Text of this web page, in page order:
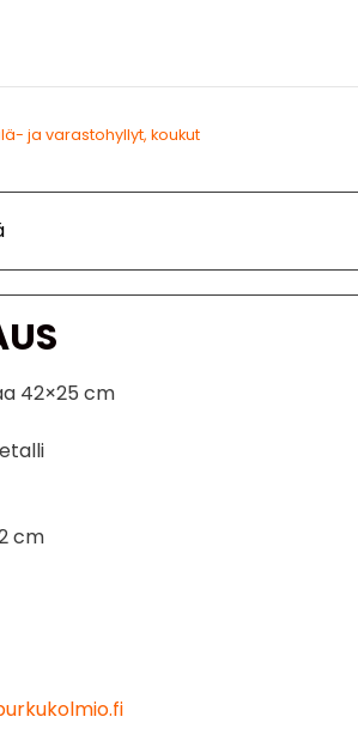
ja varastohyllyt, koukut
42×25 cm
cm